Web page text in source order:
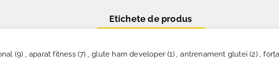
Etichete de produs
(9) , aparat fitness (7) , glute ham developer (1) , antrenament glutei (2) ,